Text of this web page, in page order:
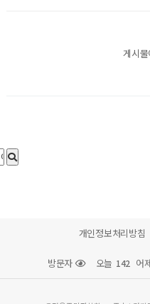
게시
개인정보처리방침
방문자 오늘 142 어